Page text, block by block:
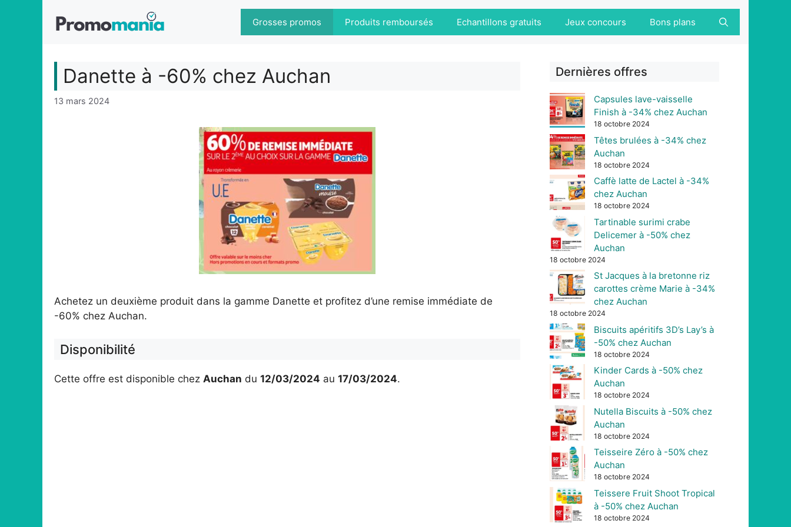
Grosses promos Produits remboursés Echantillons gratuits Jeux concours Bons plans
Danette à -60% chez Auchan
13 mars 2024
Achetez un deuxième produit dans la gamme Danette et profitez d’une remise immédiate de
-60% chez Auchan.
Disponibilité
Cette offre est disponible chez Auchan du 12/03/2024 au 17/03/2024.
Dernières offres
Capsules lave-vaisselle
Finish à -34% chez Auchan
18 octobre 2024
Têtes brulées à -34% chez
Auchan
18 octobre 2024
Caffè latte de Lactel à -34%
chez Auchan
18 octobre 2024
Tartinable surimi crabe
Delicemer à -50% chez
Auchan
18 octobre 2024
St Jacques à la bretonne riz
carottes crème Marie à -34%
chez Auchan
18 octobre 2024
Biscuits apéritifs 3D’s Lay’s à
-50% chez Auchan
18 octobre 2024
Kinder Cards à -50% chez
Auchan
18 octobre 2024
Nutella Biscuits à -50% chez
Auchan
18 octobre 2024
Teisseire Zéro à -50% chez
Auchan
18 octobre 2024
Teissere Fruit Shoot Tropical
à -50% chez Auchan
18 octobre 2024